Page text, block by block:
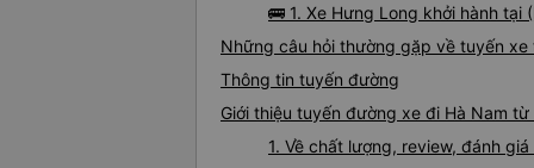
🚌 1. Xe Hưng Long khởi hành tại
Những câu hỏi thường gặp về tuyến xe
Thông tin tuyến đường
Giới thiệu tuyến đường xe đi Hà Nam từ
1. Về chất lượng, review, đánh